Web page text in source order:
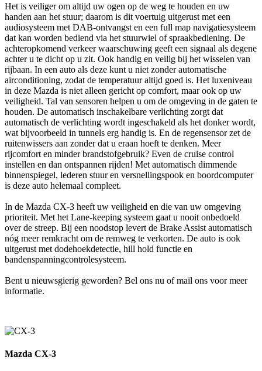
Het is veiliger om altijd uw ogen op de weg te houden en uw
handen aan het stuur; daarom is dit voertuig uitgerust met een
audiosysteem met DAB-ontvangst en een full map navigatiesysteem
dat kan worden bediend via het stuurwiel of spraakbediening. De
achteropkomend verkeer waarschuwing geeft een signaal als degene
achter u te dicht op u zit. Ook handig en veilig bij het wisselen van
rijbaan. In een auto als deze kunt u niet zonder automatische
airconditioning, zodat de temperatuur altijd goed is. Het luxeniveau
in deze Mazda is niet alleen gericht op comfort, maar ook op uw
veiligheid. Tal van sensoren helpen u om de omgeving in de gaten te
houden. De automatisch inschakelbare verlichting zorgt dat
automatisch de verlichting wordt ingeschakeld als het donker wordt,
wat bijvoorbeeld in tunnels erg handig is. En de regensensor zet de
ruitenwissers aan zonder dat u eraan hoeft te denken. Meer
rijcomfort en minder brandstofgebruik? Even de cruise control
instellen en dan ontspannen rijden! Met automatisch dimmende
binnenspiegel, lederen stuur en versnellingspook en boordcomputer
is deze auto helemaal compleet.
In de Mazda CX-3 heeft uw veiligheid en die van uw omgeving
prioriteit. Met het Lane-keeping systeem gaat u nooit onbedoeld
over de streep. Bij een noodstop levert de Brake Assist automatisch
nóg meer remkracht om de remweg te verkorten. De auto is ook
uitgerust met dodehoekdetectie, hill hold functie en
bandenspanningcontrolesysteem.
Bent u nieuwsgierig geworden? Bel ons nu of mail ons voor meer
informatie.
Mazda CX-3